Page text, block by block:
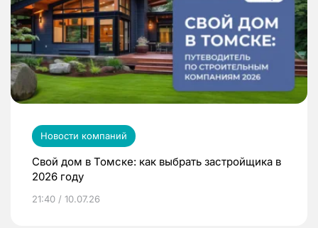
Новости компаний
Свой дом в Томске: как выбрать застройщика в
2026 году
21:40 / 10.07.26